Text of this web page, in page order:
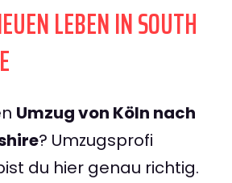
LEBEN IN SOUTH
Umzug von Köln nach
? Umzugsprofi
du hier genau richtig.